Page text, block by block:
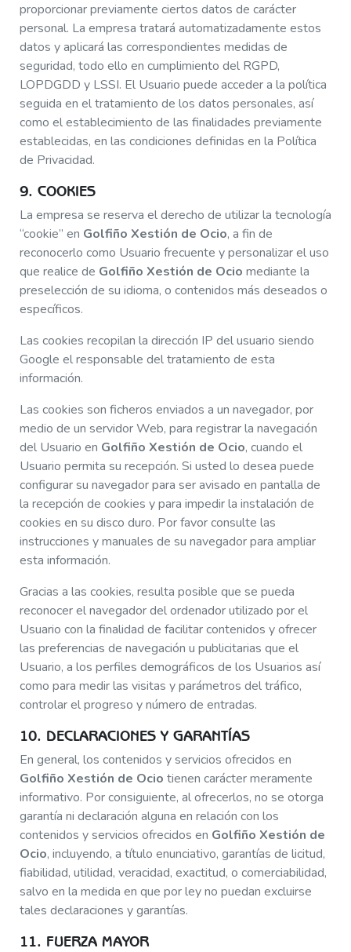
proporcionar previamente ciertos datos de carácter
personal. La empresa tratará automatizadamente estos
datos y aplicará las correspondientes medidas de
seguridad, todo ello en cumplimiento del RGPD,
LOPDGDD y LSSI. El Usuario puede acceder a la política
seguida en el tratamiento de los datos personales, así
como el establecimiento de las finalidades previamente
establecidas, en las condiciones definidas en la Política
de Privacidad.
9. COOKIES
La empresa se reserva el derecho de utilizar la tecnología
“cookie” en Golfiño Xestión de Ocio, a fin de
reconocerlo como Usuario frecuente y personalizar el uso
que realice de Golfiño Xestión de Ocio mediante la
preselección de su idioma, o contenidos más deseados o
específicos.
Las cookies recopilan la dirección IP del usuario siendo
Google el responsable del tratamiento de esta
información.
Las cookies son ficheros enviados a un navegador, por
medio de un servidor Web, para registrar la navegación
del Usuario en Golfiño Xestión de Ocio, cuando el
Usuario permita su recepción. Si usted lo desea puede
configurar su navegador para ser avisado en pantalla de
la recepción de cookies y para impedir la instalación de
cookies en su disco duro. Por favor consulte las
instrucciones y manuales de su navegador para ampliar
esta información.
Gracias a las cookies, resulta posible que se pueda
reconocer el navegador del ordenador utilizado por el
Usuario con la finalidad de facilitar contenidos y ofrecer
las preferencias de navegación u publicitarias que el
Usuario, a los perfiles demográficos de los Usuarios así
como para medir las visitas y parámetros del tráfico,
controlar el progreso y número de entradas.
10. DECLARACIONES Y GARANTÍAS
En general, los contenidos y servicios ofrecidos en
Golfiño Xestión de Ocio tienen carácter meramente
informativo. Por consiguiente, al ofrecerlos, no se otorga
garantía ni declaración alguna en relación con los
contenidos y servicios ofrecidos en Golfiño Xestión de
Ocio, incluyendo, a título enunciativo, garantías de licitud,
fiabilidad, utilidad, veracidad, exactitud, o comerciabilidad,
salvo en la medida en que por ley no puedan excluirse
tales declaraciones y garantías.
11. FUERZA MAYOR